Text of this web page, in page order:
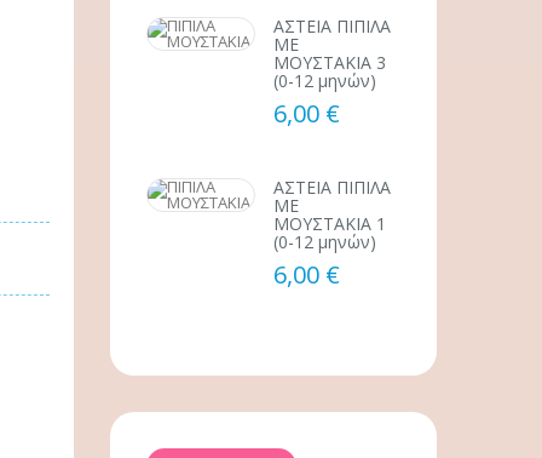
ΑΣΤΕΙΑ ΠΙΠΙΛΑ
ΜΕ
ΜΟΥΣΤΑΚΙΑ 3
(0-12 μηνών)
6,00 €
ΑΣΤΕΙΑ ΠΙΠΙΛΑ
ΜΕ
ΜΟΥΣΤΑΚΙΑ 1
(0-12 μηνών)
6,00 €